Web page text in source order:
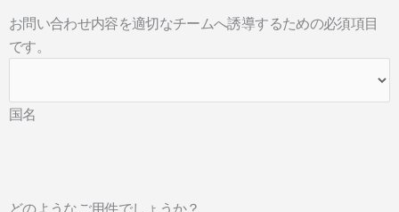
お問い合わせ内容を適切なチームへ誘導するための必須項目
です。
国名
どのようなご用件でしょうか？